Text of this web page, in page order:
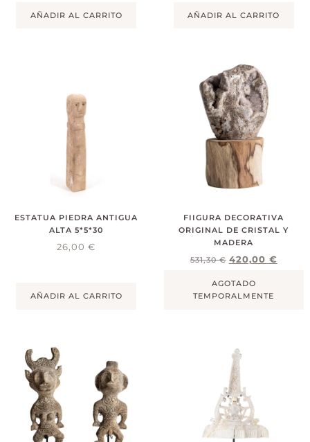
AÑADIR AL CARRITO AÑADIR AL CARRITO
ESTATUA PIEDRA ANTIGUA
ALTA 5*5*30
26,00€
AÑADIR AL CARRITO
FIIGURA DECORATIVA
ORIGINAL DE CRISTAL Y
MADERA
531,30€ 420,00 €
AGOTADO
TEMPORALMENTE